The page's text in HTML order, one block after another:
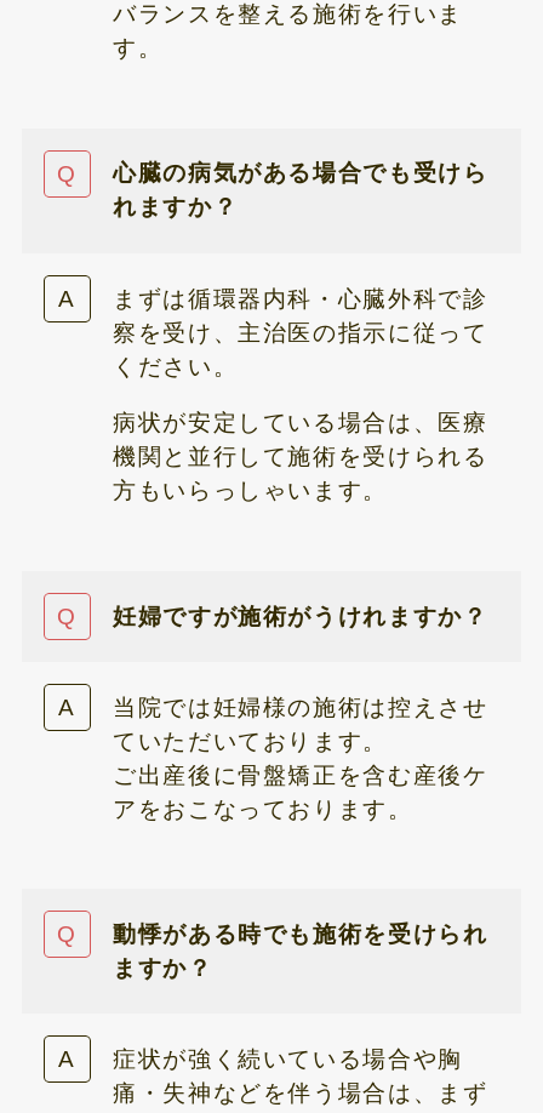
バランスを整える施術を行いま
す。
心臓の病気がある場合でも受けら
れますか？
まずは循環器内科・心臓外科で診
察を受け、主治医の指示に従って
ください。
病状が安定している場合は、医療
機関と並行して施術を受けられる
方もいらっしゃいます。
妊婦ですが施術がうけれますか？
当院では妊婦様の施術は控えさせ
ていただいております。
ご出産後に骨盤矯正を含む産後ケ
アをおこなっております。
動悸がある時でも施術を受けられ
ますか？
症状が強く続いている場合や胸
痛・失神などを伴う場合は、まず